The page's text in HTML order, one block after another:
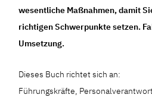
wesentliche Maßnahmen, damit
richtigen Schwerpunkte setzen.
Umsetzung.
Dieses Buch richtet sich an:
Führungskräfte,